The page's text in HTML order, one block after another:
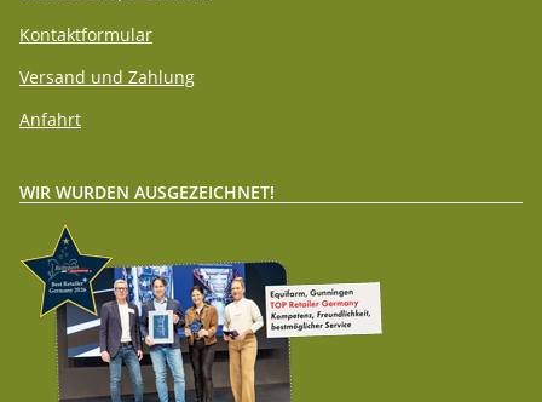
Kontaktformular
Versand und Zahlung
Anfahrt
WIR WURDEN AUSGEZEICHNET!